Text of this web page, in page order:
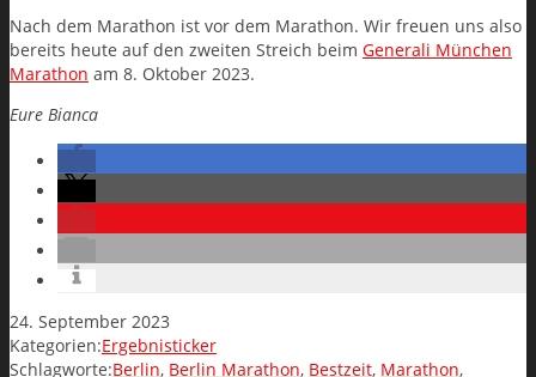
Nach dem Marathon ist vor dem Marathon. Wir freuen uns also
bereits heute auf den zweiten Streich beim Generali München
Marathon am 8. Oktober 2023.
Eure Bianca
24. September 2023
Kategorien:Ergebnisticker
Schlagworte:Berlin, Berlin Marathon, Bestzeit, Marathon,